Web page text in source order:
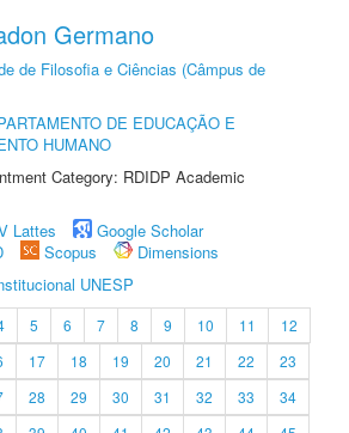
Germano
de Filosofia e Ciências (Câmpus de
DE EDUCAÇÃO E
HUMANO
Category: RDIDP Academic
Lattes
Google Scholar
Scopus
Dimensions
UNESP
5 6 7 8 9 10 11
12
17 18 19 20 21 22
23
28 29 30 31 32 33
34